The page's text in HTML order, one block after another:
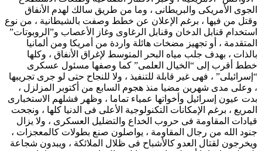
الجوى الأمريكى والبريطانى ، وما من طريق سالك لهدم الأنفاق
وقتل من فيها ، برغم الإعلان عن خطط وصفت بالشيطانية ، من نوع
استخدام قنابل الدخان وقنابل الرغاوى وغاز الأعصاب و”الروبوتات”
المتقدمة ، أو تجهيز مضخات هائلة واردة من أمريكا ومن ألمانيا
بالذات ، بهدف جلب مياه البحر المتوسط لإغراق الأنفاق ، وكلها
خطط أقرب إلى “الخيال العلمى” كما وصفها مسئول عسكرى
“إسرائيلى” ، فهى غير قابلة للتنفيذ ، ولا للنجاح حتى لو جرى تجريبها
، وعلى مدى شهرين مضيا منذ هجوم السابع من أكتوبر المزلزل ،
بدت عيون إسرائيل وأخواتها عمياء تماما ، وظهر فشلهم الاستخبارى
المريع ، برغم الإمكانات التكنولوجية الأعلى فى الدنيا كلها ، ونجحت
قيادات المقاومة فى حروب الخداع والتضليل العسكرى ، ولا يزال
جنود الله من رجال المقاومة ، يواصلون صنع بطولات كالمعجزات ،
ويخرجون لقتال العدو كالأشباح فى ظلال الملائكة ، ويبدون شجاعة